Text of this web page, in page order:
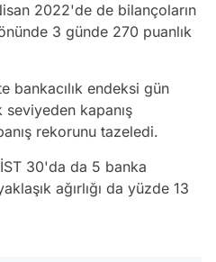
2022'de de bilançoların
3 günde 270 puanlık
bankacılık endeksi gün
kapanış
rekorunu tazeledi.
30'da da 5 banka
ağırlığı da yüzde 13